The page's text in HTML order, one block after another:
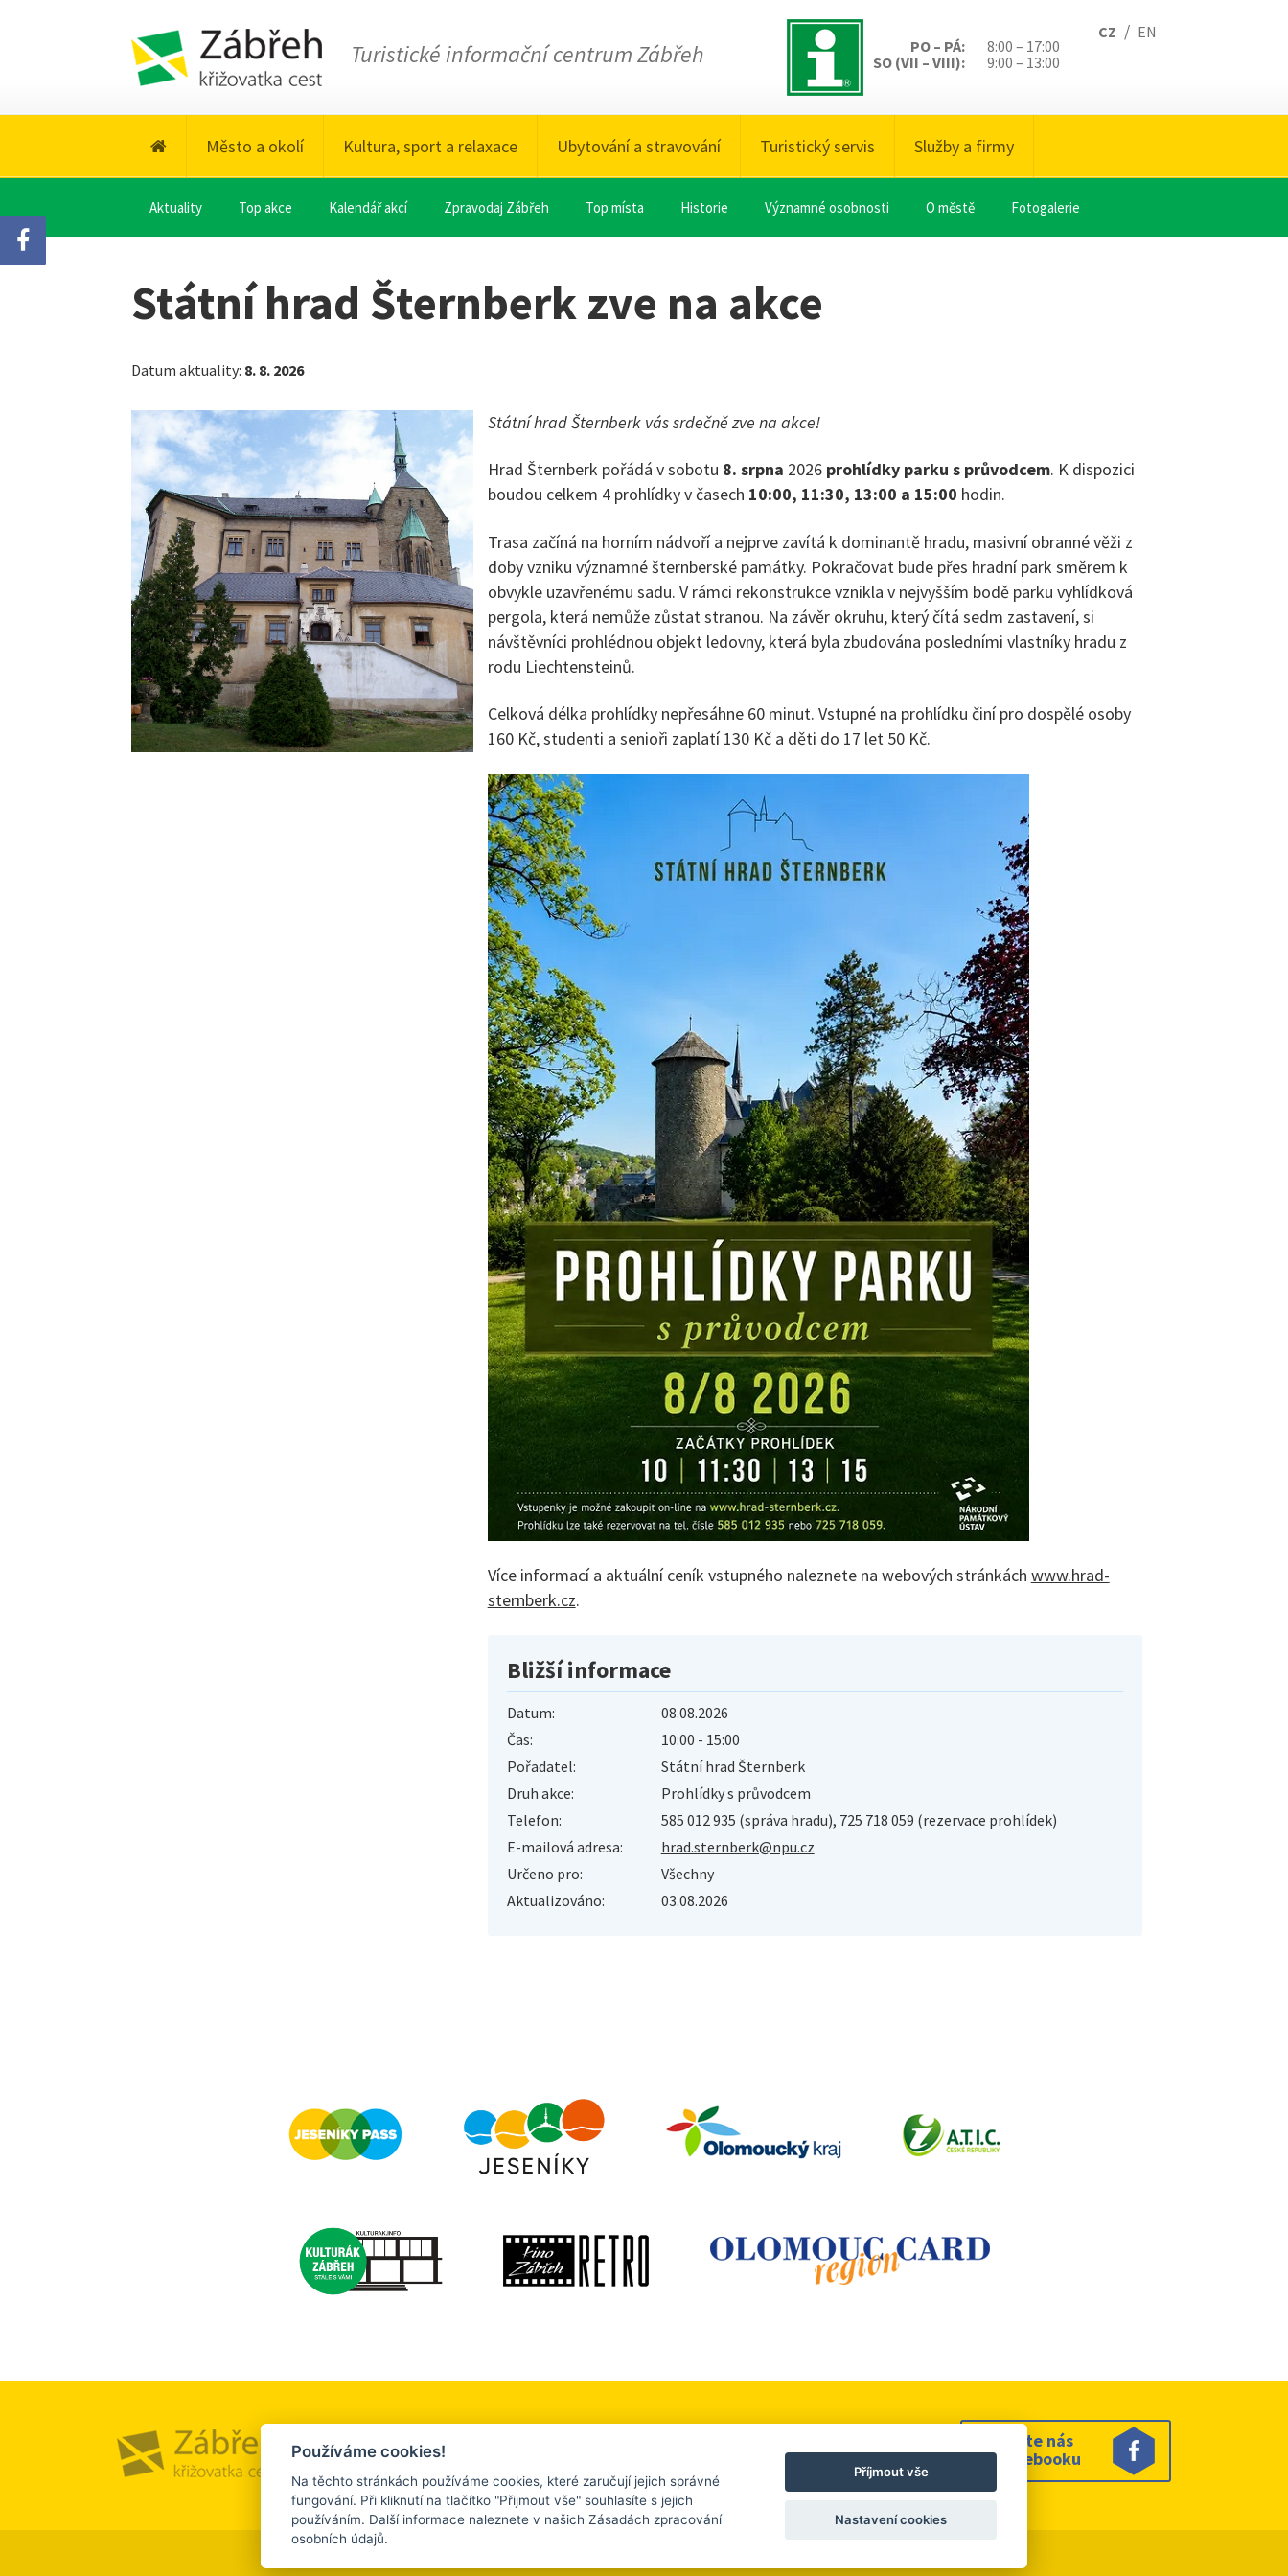
Turistické informační centrum Zábřeh
CZ / EN
PO – PÁ:
8:00 – 17:00
SO (VII – VIII):
9:00 – 13:00
Město a okolí Kultura, sport a relaxace Ubytování a stravování Turistický servis Služby a firmy
Aktuality Top akce Kalendář akcí Zpravodaj Zábřeh Top místa Historie Významné osobnosti O městě Fotogalerie
Státní hrad Šternberk zve na akce
Datum aktuality: 8. 8. 2026
Státní hrad Šternberk vás srdečně zve na akce!
Hrad Šternberk pořádá v sobotu 8. srpna 2026 prohlídky parku s průvodcem. K dispozici
boudou celkem 4 prohlídky v časech 10:00, 11:30, 13:00 a 15:00 hodin.
Trasa začíná na horním nádvoří a nejprve zavítá k dominantě hradu, masivní obranné věži z
doby vzniku významné šternberské památky. Pokračovat bude přes hradní park směrem k
obvykle uzavřenému sadu. V rámci rekonstrukce vznikla v nejvyšším bodě parku vyhlídková
pergola, která nemůže zůstat stranou. Na závěr okruhu, který čítá sedm zastavení, si
návštěvníci prohlédnou objekt ledovny, která byla zbudována posledními vlastníky hradu z
rodu Liechtensteinů.
Celková délka prohlídky nepřesáhne 60 minut. Vstupné na prohlídku činí pro dospělé osoby
160 Kč, studenti a senioři zaplatí 130 Kč a děti do 17 let 50 Kč.
Více informací a aktuální ceník vstupného naleznete na webových stránkách www.hrad-
sternberk.cz.
Bližší informace
Datum:
08.08.2026
Čas:
10:00 - 15:00
Pořadatel:
Státní hrad Šternberk
Druh akce:
Prohlídky s průvodcem
Telefon:
585 012 935 (správa hradu), 725 718 059 (rezervace prohlídek)
E-mailová adresa:
hrad.sternberk@npu.cz
Určeno pro:
Všechny
Aktualizováno:
03.08.2026
Město a okolí
Sledujte nás
na facebooku
Používáme cookies!
Na těchto stránkách používáme cookies, které zaručují jejich správné
fungování. Při kliknutí na tlačítko "Přijmout vše" souhlasíte s jejich
používáním. Další informace naleznete v našich Zásadách zpracování
osobních údajů.
Příjmout vše
Nastavení cookies